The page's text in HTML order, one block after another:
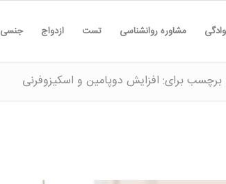
مشاوره روانشناسی تست ازدواج جنسی
برچسب برای: افزایش دوپامین و اسکیزوفرنی